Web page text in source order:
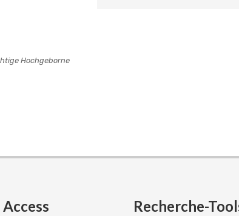
Hochgeborne
Recherche-